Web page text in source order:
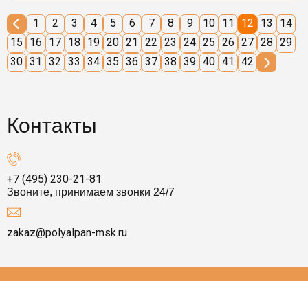
1 2 3 4 5 6 7 8 9 10 11 12 13
14
15
16 17 18 19 20 21 22 23 24 25 26 27 28 29
30 31 32 33 34 35 36 37 38 39 40 41 42
Контакты
+7 (495) 230-21-81
Звоните, принимаем звонки 24/7
zakaz@polyalpan-msk.ru